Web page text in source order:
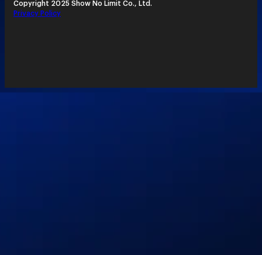
Copyright 2025 Show No Limit Co., Ltd.
Privacy Policy